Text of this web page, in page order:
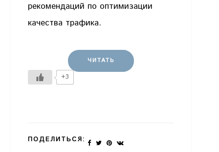
рекомендаций по оптимизации
качества трафика.
ЧИТАТЬ
+3
ПОДЕЛИТЬСЯ: